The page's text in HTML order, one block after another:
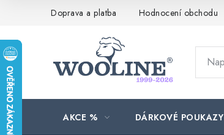
Doprava a platba Hodnocení obchodu
AKCE % DÁRKOVÉ POUKAZY